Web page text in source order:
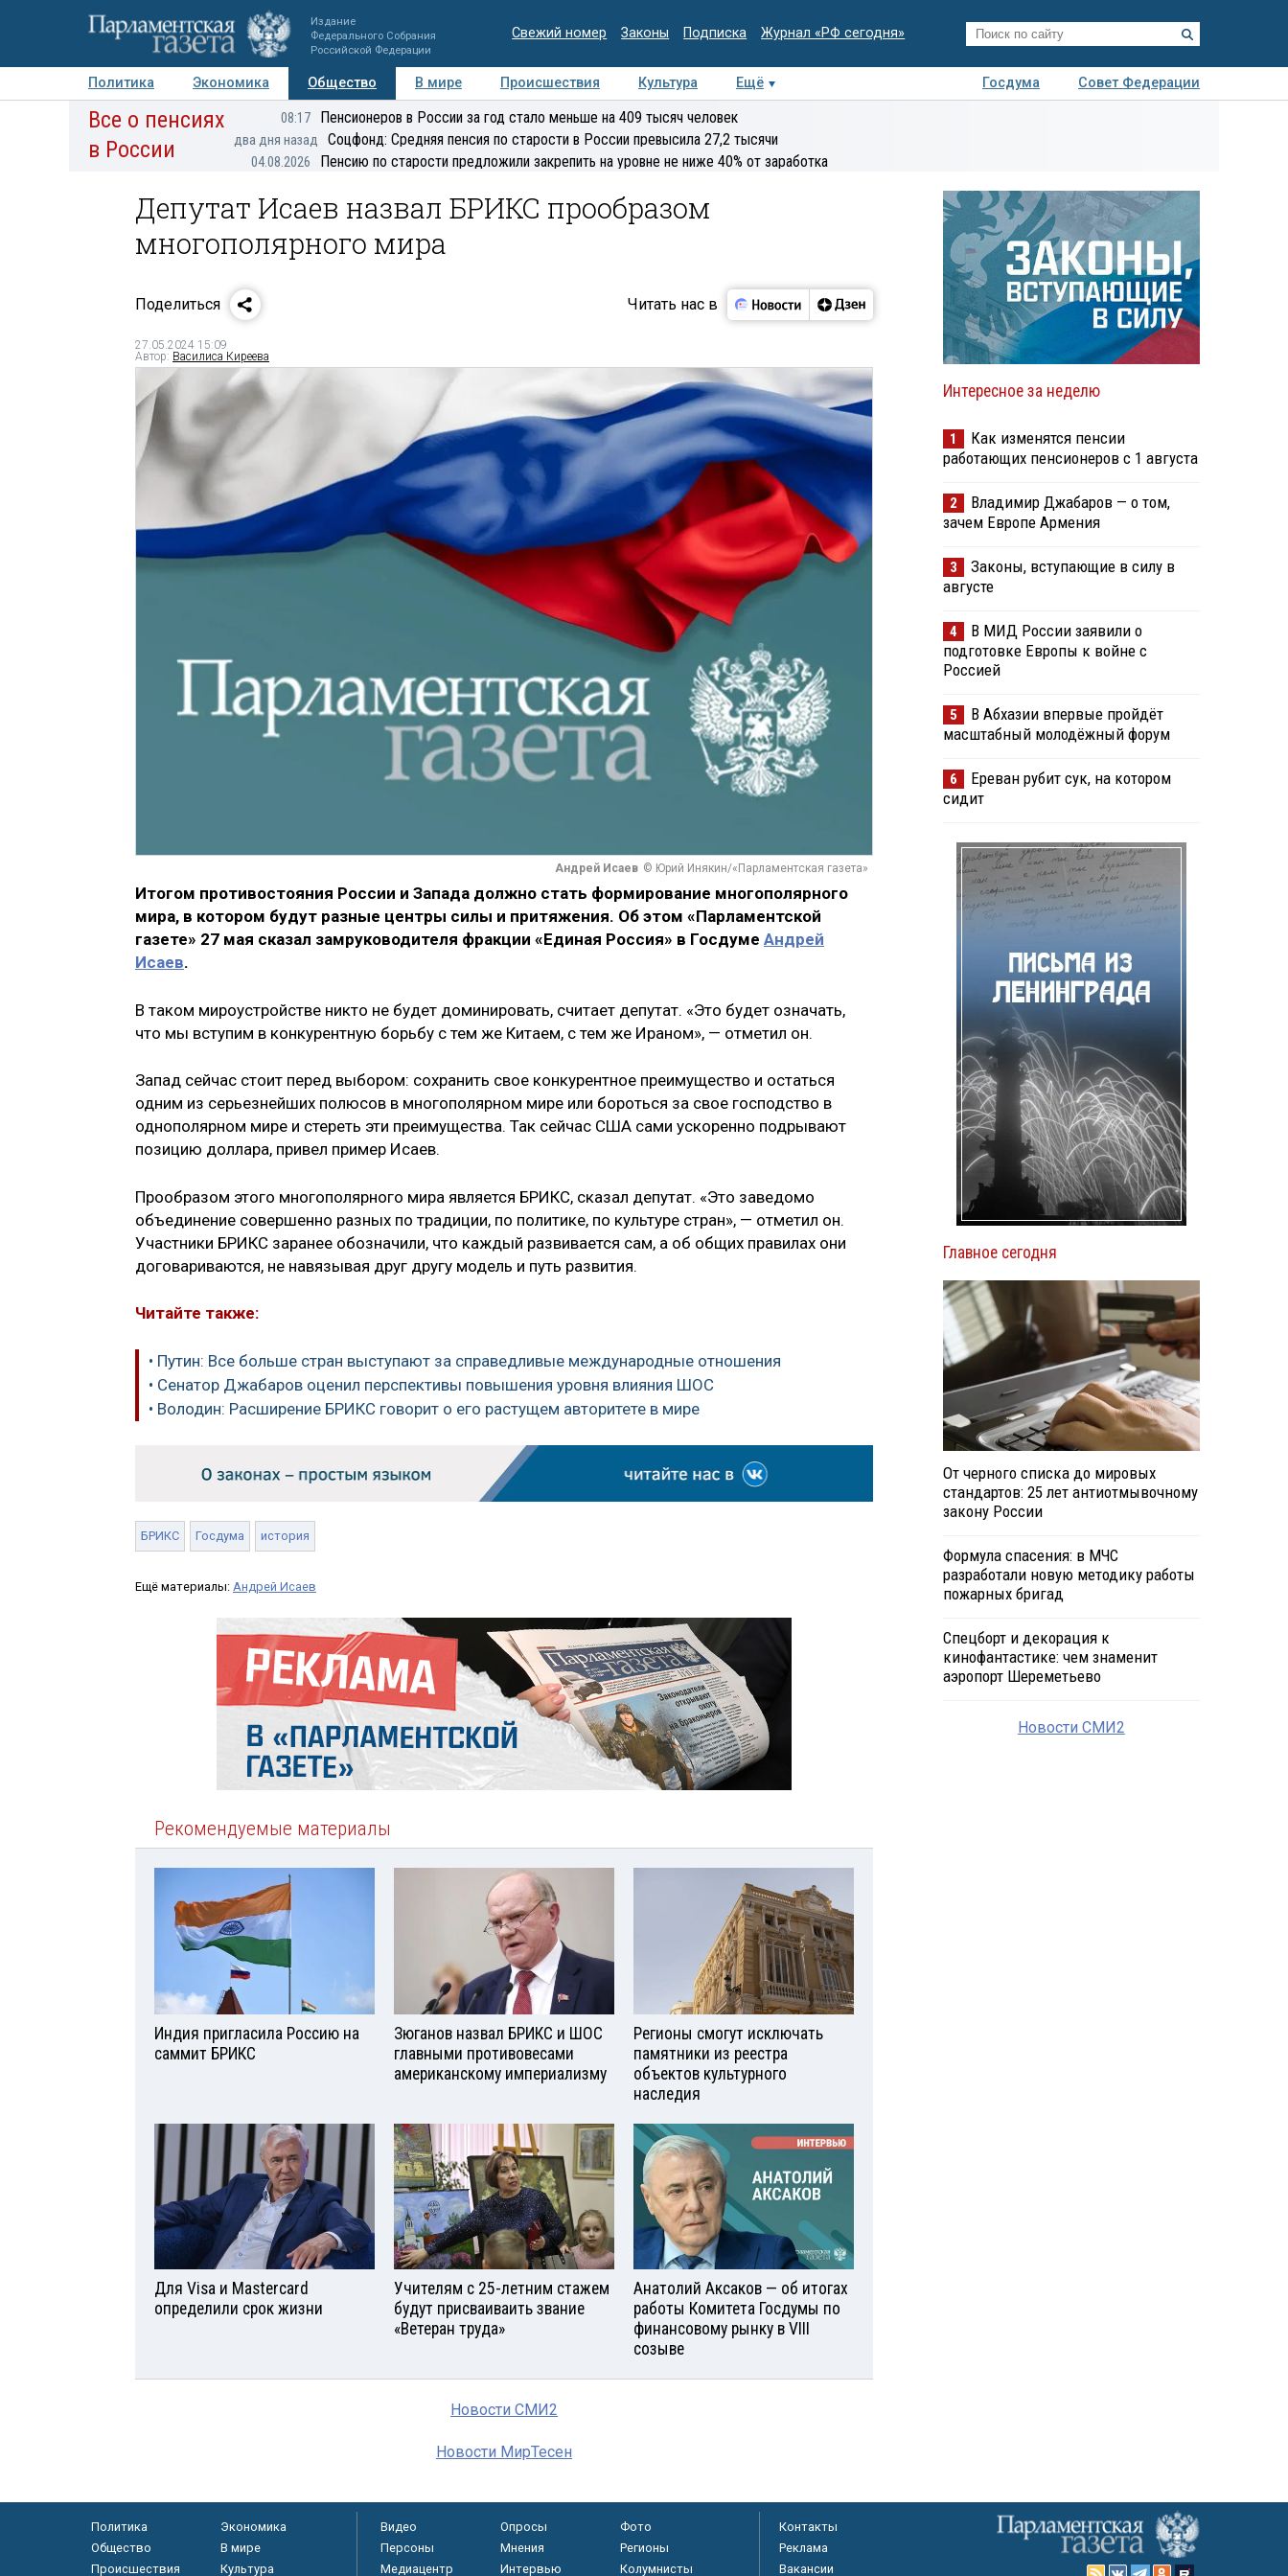
Издание
Федерального Собрания
Российской Федерации
Свежий номер Законы Подписка Журнал «РФ сегодня»
Политика Экономика Общество В мире Происшествия Культура Ещё Госдума
Совет Федерации
Авторы Персоны Мнения Регионы Медиацентр Интервью Колумнисты
Все о пенсиях
в России
08:17 Пенсионеров в России за год стало меньше на 409 тысяч человек
два дня назад Соцфонд: Средняя пенсия по старости в России превысила 27,2 тысячи
04.08.2026 Пенсию по старости предложили закрепить на уровне не ниже 40% от заработка
Депутат Исаев назвал БРИКС прообразом
многополярного мира
Поделиться Читать нас в
27.05.2024 15:09
Автор: Василиса Киреева
Андрей Исаев © Юрий Инякин/«Парламентская газета»
Итогом противостояния России и Запада должно стать формирование многополярного
мира, в котором будут разные центры силы и притяжения. Об этом «Парламентской
газете» 27 мая сказал замруководителя фракции «Единая Россия» в Госдуме Андрей
Исаев.
В таком мироустройстве никто не будет доминировать, считает депутат. «Это будет означать,
что мы вступим в конкурентную борьбу с тем же Китаем, с тем же Ираном», — отметил он.
Запад сейчас стоит перед выбором: сохранить свое конкурентное преимущество и остаться
одним из серьезнейших полюсов в многополярном мире или бороться за свое господство в
однополярном мире и стереть эти преимущества. Так сейчас США сами ускоренно подрывают
позицию доллара, привел пример Исаев.
Прообразом этого многополярного мира является БРИКС, сказал депутат. «Это заведомо
объединение совершенно разных по традиции, по политике, по культуре стран», — отметил он.
Участники БРИКС заранее обозначили, что каждый развивается сам, а об общих правилах они
договариваются, не навязывая друг другу модель и путь развития.
Читайте также:
• Путин: Все больше стран выступают за справедливые международные отношения
• Сенатор Джабаров оценил перспективы повышения уровня влияния ШОС
• Володин: Расширение БРИКС говорит о его растущем авторитете в мире
БРИКС Госдума история
Ещё материалы: Андрей Исаев
Рекомендуемые материалы
Индия пригласила Россию на
саммит БРИКС
Зюганов назвал БРИКС и ШОС
главными противовесами
американскому империализму
Регионы смогут исключать
памятники из реестра
объектов культурного
наследия
Для Visа и Mastercard
определили срок жизни
Учителям с 25-летним стажем
будут присваиваить звание
«Ветеран труда»
Анатолий Аксаков — об итогах
работы Комитета Госдумы по
финансовому рынку в VIII
созыве
Новости СМИ2
Новости МирТесен
Интересное за неделю
1
Как изменятся пенсии
работающих пенсионеров с 1 августа
2
Владимир Джабаров — о том,
зачем Европе Армения
3
Законы, вступающие в силу в
августе
4
В МИД России заявили о
подготовке Европы к войне с
Россией
5
В Абхазии впервые пройдёт
масштабный молодёжный форум
6
Ереван рубит сук, на котором
сидит
Главное сегодня
От черного списка до мировых
стандартов: 25 лет антиотмывочному
закону России
Формула спасения: в МЧС
разработали новую методику работы
пожарных бригад
Спецборт и декорация к
кинофантастике: чем знаменит
аэропорт Шереметьево
Новости СМИ2
Политика
Экономика
Общество
В мире
Происшествия
Культура
Видео Опросы
Фото
Персоны
Мнения
Регионы
Медиацентр
Интервью Колумнисты
Контакты
Реклама
Вакансии